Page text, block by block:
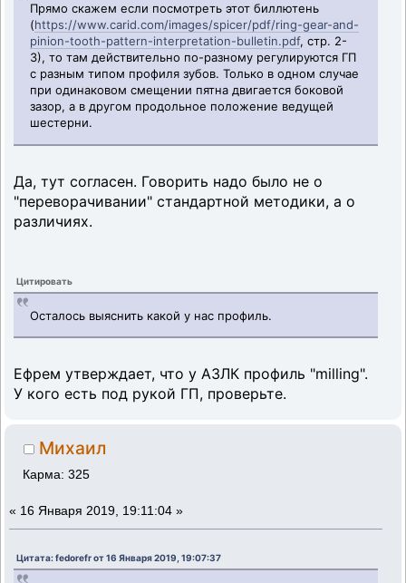
Прямо скажем если посмотреть этот биллютень
(https://www.carid.com/images/spicer/pdf/ring-gear-and-
pinion-tooth-pattern-interpretation-bulletin.pdf, стр. 2-
3), то там действительно по-разному регулируются ГП
с разным типом профиля зубов. Только в одном случае
при одинаковом смещении пятна двигается боковой
зазор, а в другом продольное положение ведущей
шестерни.
Да, тут согласен. Говорить надо было не о
"переворачивании" стандартной методики, а о
различиях.
Цитировать
Осталось выяснить какой у нас профиль.
Ефрем утверждает, что у АЗЛК профиль "milling".
У кого есть под рукой ГП, проверьте.
Михаил
Карма: 325
« 16 Января 2019, 19:11:04 »
Цитата: fedorefr от 16 Января 2019, 19:07:37